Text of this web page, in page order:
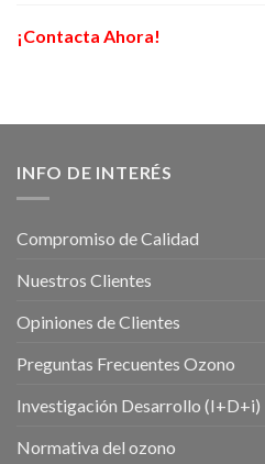
¡Contacta Ahora!
INFO DE INTERÉS
Compromiso de Calidad
Nuestros Clientes
Opiniones de Clientes
Preguntas Frecuentes Ozono
Investigación Desarrollo (I+D+i)
Normativa del ozono